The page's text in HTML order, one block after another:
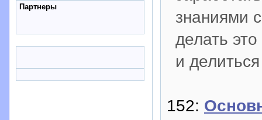
Партнеры
знаниями
делать
и
152: